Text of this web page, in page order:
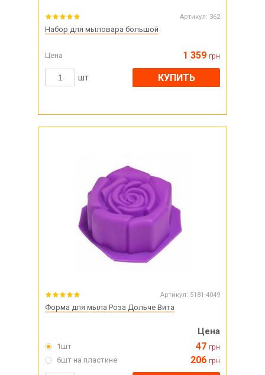
Артикул: 362
Набор для мыловара большой
Цена 1 359 грн
шт КУПИТЬ
Артикул: 5181-4049
Форма для мыла Роза Дольче Вита
Цена
1шт 47 грн
6шт на пластине 206 грн